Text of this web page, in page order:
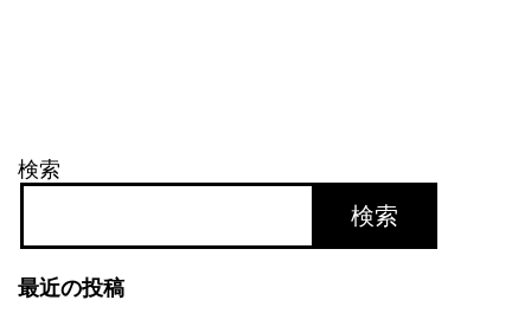
検索
検索
最近の投稿